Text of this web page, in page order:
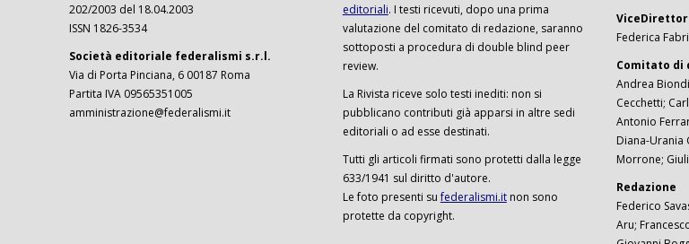
202/2003 del 18.04.2003
ISSN 1826-3534
Società editoriale federalismi s.r.l.
Via di Porta Pinciana, 6 00187 Roma
Partita IVA 09565351005
amministrazione@federalismi.it
editoriali. I testi ricevuti, dopo una prima
valutazione del comitato di redazione, saranno
sottoposti a procedura di double blind peer
review.
La Rivista riceve solo testi inediti: non si
pubblicano contributi già apparsi in altre sedi
editoriali o ad esse destinati.
Tutti gli articoli firmati sono protetti dalla legge
633/1941 sul diritto d'autore.
Le foto presenti sufederalismi.itnon sono
protette da copyright.
Federica
Comitato di
Andrea
Cecchetti;
Antonio
Diana-Urania
Morrone;
Redazione
Federico
Aru;